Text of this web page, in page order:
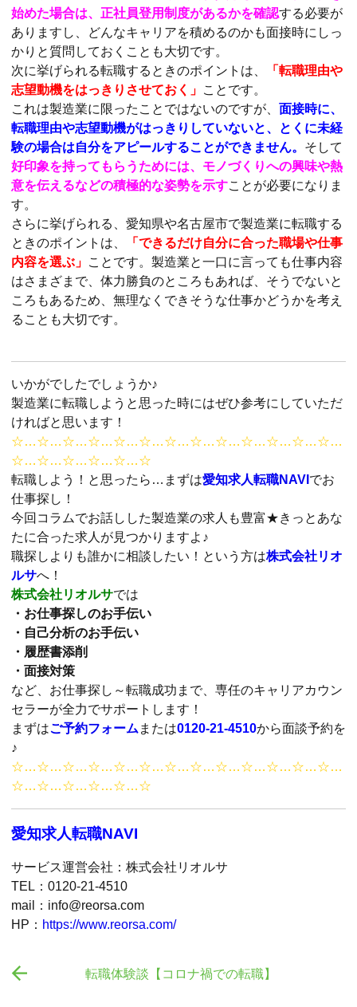
始めた場合は、正社員登用制度があるかを確認する必要が
ありますし、どんなキャリアを積めるのかも面接時にしっ
かりと質問しておくことも大切です。
次に挙げられる転職するときのポイントは、
「転職理由や
志望動機をはっきりさせておく」 ことです。
これは製造業に限ったことではないのですが、 面接時に、
転職理由や志望動機がはっきりしていないと、とくに未経
験の場合は自分をアピールすることができません。 そして
好印象を持ってもらうためには、モノづくりへの興味や熱
意を伝えるなどの積極的な姿勢を示すことが必要になりま
す。
さらに挙げられる、愛知県や名古屋市で製造業に転職する
ときのポイントは、
「できるだけ自分に合った職場や仕事
内容を選ぶ」 ことです。製造業と一口に言っても仕事内容
はさまざまで、体力勝負のところもあれば、そうでないと
ころもあるため、無理なくできそうな仕事かどうかを考え
ることも大切です。
いかがでしたでしょうか♪
製造業に転職しようと思った時にはぜひ参考にしていただ
ければと思います！
☆…☆…☆…☆…☆…☆…☆…☆…☆…☆…☆…☆…☆…
☆…☆…☆…☆…☆…☆
転職しよう！と思ったら…まずは愛知求人転職NAVI でお
仕事探し！
今回コラムでお話しした製造業の求人も豊富★きっとあな
たに合った求人が見つかりますよ♪
職探しよりも誰かに相談したい！という方は株式会社リオ
ルサへ！
株式会社リオルサでは
・お仕事探しのお手伝い
・自己分析のお手伝い
・履歴書添削
・面接対策
など、お仕事探し～転職成功まで、専任のキャリアカウン
セラーが全力でサポートします！
まずはご予約フォーム または0120-21-4510から面談予約を
♪
☆…☆…☆…☆…☆…☆…☆…☆…☆…☆…☆…☆…☆…
☆…☆…☆…☆…☆…☆
愛知求人転職NAVI
サービス運営会社：株式会社リオルサ
TEL：0120-21-4510
mail：info@reorsa.com
HP： https://www.reorsa.com/
 転職体験談【コロナ禍での転職】